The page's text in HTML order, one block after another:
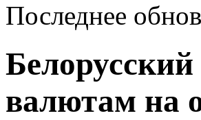
Последнее
валютам на